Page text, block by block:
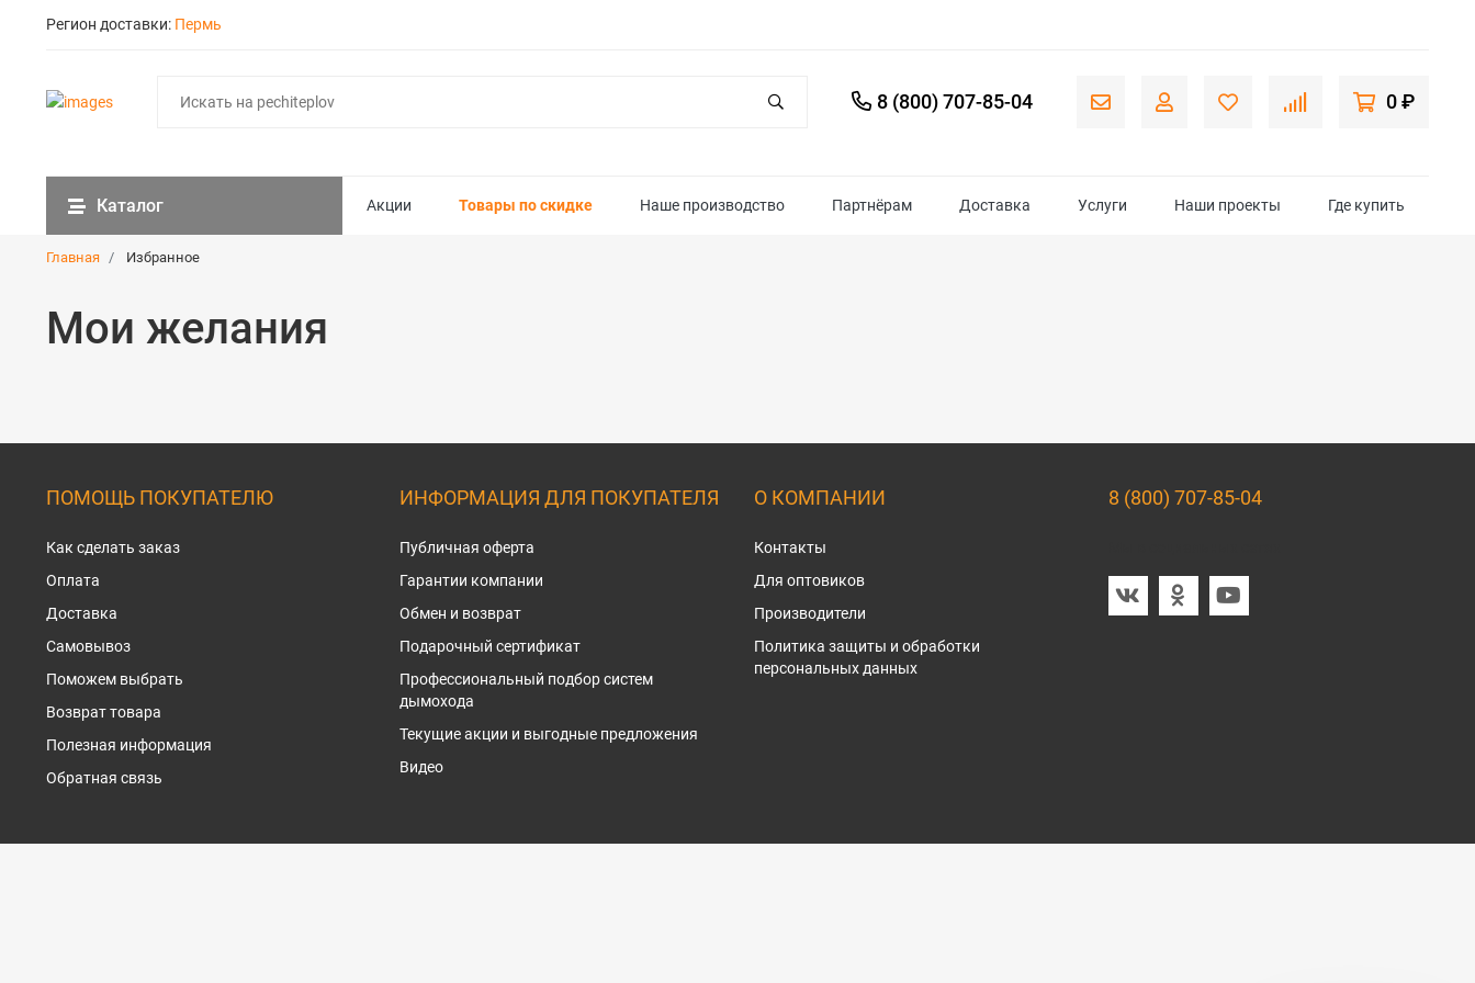
Регион доставки: Пермь
8 (800) 707-85-04 0 ₽
Каталог Акции Товары по скидке Наше производство Партнёрам Доставка Услуги Наши проекты Где купить
Главная Избранное
Мои желания
ПОМОЩЬ ПОКУПАТЕЛЮ
Как сделать заказ
Оплата
Доставка
Самовывоз
Поможем выбрать
Возврат товара
Полезная информация
Обратная связь
ИНФОРМАЦИЯ ДЛЯ ПОКУПАТЕЛЯ
Публичная оферта
Гарантии компании
Обмен и возврат
Подарочный сертификат
Профессиональный подбор систем
дымохода
Текущие акции и выгодные предложения
Видео
О КОМПАНИИ
Контакты
Для оптовиков
Производители
Политика защиты и обработки
персональных данных
8 (800) 707-85-04